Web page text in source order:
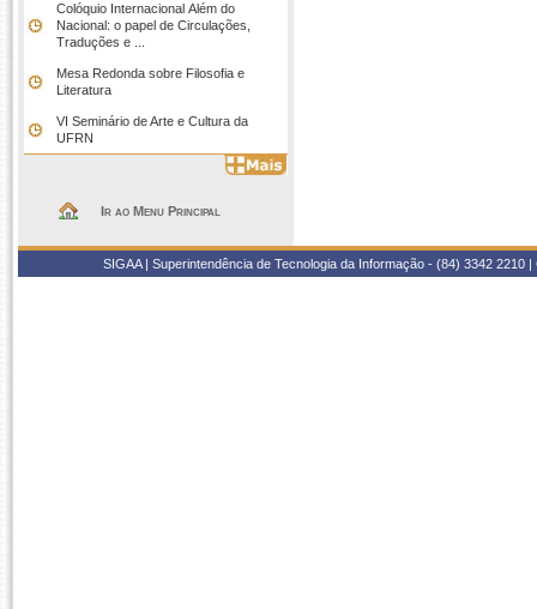
Colóquio Internacional Além do
Nacional: o papel de Circulações,
Traduções e ...
Mesa Redonda sobre Filosofia e
Literatura
VI Seminário de Arte e Cultura da
UFRN
Ir ao Menu Principal
SIGAA | Superintendência de Tecnologia da Informação - (84) 3342